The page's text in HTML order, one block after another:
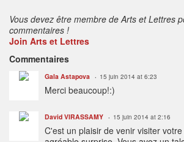
Vous devez être membre de Arts et Lettres
commentaires !
Join Arts et Lettres
Commentaires
Gala Astapova 15 juin 2014 at 6:23
Merci beaucoup!:)
David VIRASSAMY 15 juin 2014 at 2:16
C'est un plaisir de venir visiter